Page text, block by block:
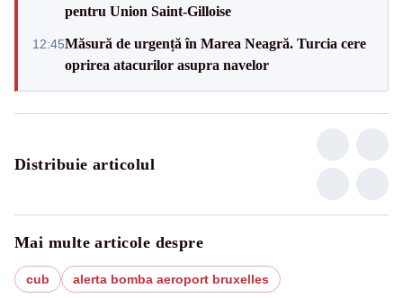
pentru Union Saint-Gilloise
12:45Măsură de urgență în Marea Neagră. Turcia cere
oprirea atacurilor asupra navelor
Distribuie articolul
Mai multe articole despre
cub alerta bomba aeroport bruxelles